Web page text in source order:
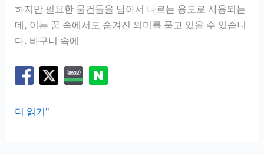
하지만 필요한 물건들을 담아서 나르는 용도로 사용되는
데, 이는 꿈 속에서도 숨겨진 의미를 품고 있을 수 있습니
다. 바구니 속에
바
더 읽기"